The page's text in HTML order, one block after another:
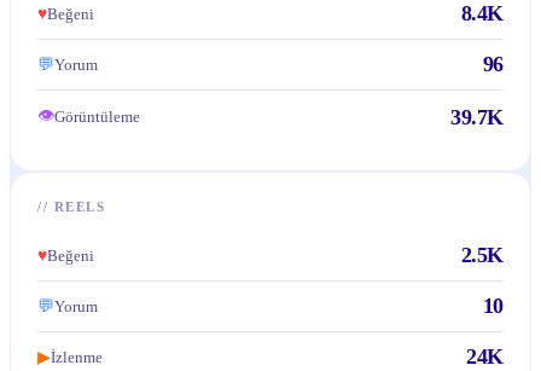
♥Beğeni 8.4K
💬Yorum 96
👁Görüntüleme 39.7K
// REELS
♥Beğeni 2.5K
💬Yorum 10
▶İzlenme 24K